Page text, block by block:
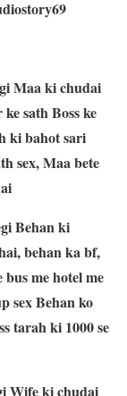
Maa ki chudai
sath Boss ke
ki bahot sari
sex, Maa bete
Behan ki
behan ka bf,
bus me hotel me
sex Behan ko
tarah ki 1000 se
Wife ki chudai